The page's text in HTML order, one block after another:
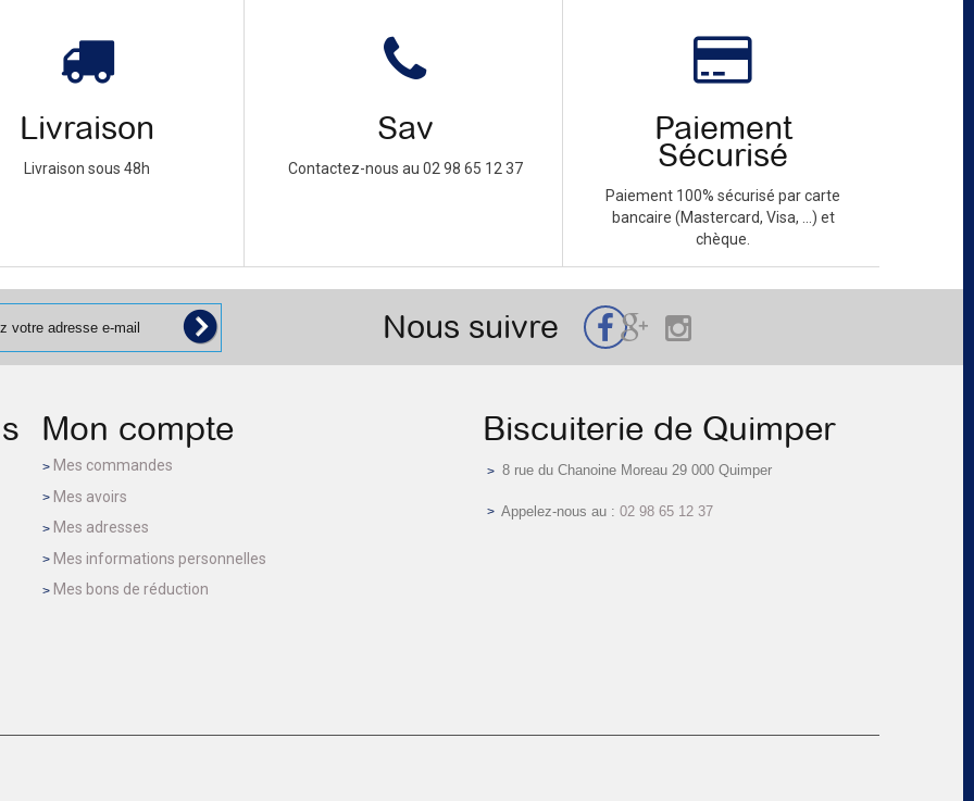
Livraison
Livraison sous 48h
Sav
Contactez-nous au 02 98 65 12 37
Paiement
Sécurisé
Paiement 100% sécurisé par carte
bancaire (Mastercard, Visa, ...) et
chèque.
Nous suivre
Mon compte
Mes commandes
Mes avoirs
Mes adresses
Mes informations personnelles
Mes bons de réduction
Biscuiterie de Quimper
8 rue du Chanoine Moreau 29 000 Quimper
Appelez-nous au : 02 98 65 12 37